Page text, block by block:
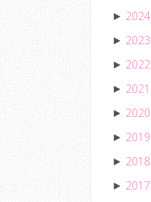
► 2024
► 2023
► 2022
► 2021
► 2020
► 2019
► 2018
► 2017